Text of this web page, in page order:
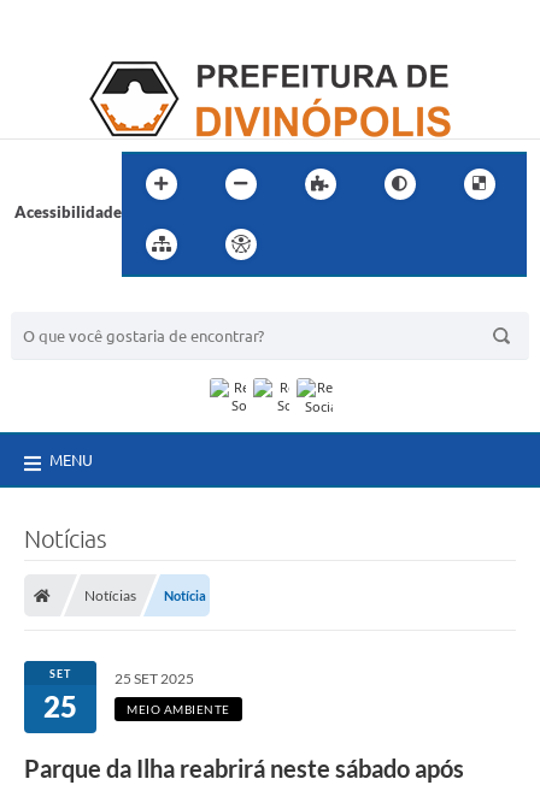
Acessibilidade
MENU
Notícias
Notícias Notícia
SET
25
25 SET 2025
MEIO AMBIENTE
Parque da Ilha reabrirá neste sábado após